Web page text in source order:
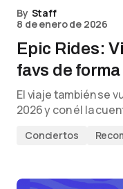
By Staff
8 de enero de 2026
Epic Rides:
favs de
El viaje también se
2026 y con él la
Conciertos